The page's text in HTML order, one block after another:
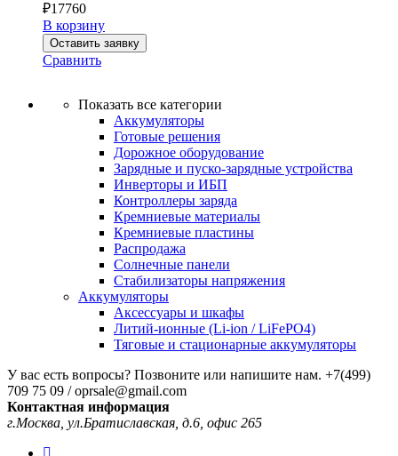
₽17760
В корзину
Оставить заявку
Сравнить
Показать все категории
Аккумуляторы
Готовые решения
Дорожное оборудование
Зарядные и пуско-зарядные устройства
Инверторы и ИБП
Контроллеры заряда
Кремниевые материалы
Кремниевые пластины
Распродажа
Солнечные панели
Стабилизаторы напряжения
Аккумуляторы
Аксессуары и шкафы
Литий-ионные (Li-ion / LiFePO4)
Тяговые и стационарные аккумуляторы
У вас есть вопросы? Позвоните или напишите нам. +7(499)
709 75 09 / oprsale@gmail.com
Контактная информация
г.Москва, ул.Братиславская, д.6, офис 265